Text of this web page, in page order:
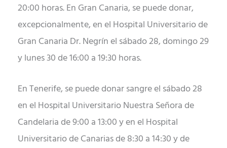
20:00 horas. En Gran Canaria, se puede donar,
excepcionalmente, en el Hospital Universitario de
Gran Canaria Dr. Negrín el sábado 28, domingo 29
y lunes 30 de 16:00 a 19:30 horas.
En Tenerife, se puede donar sangre el sábado 28
en el Hospital Universitario Nuestra Señora de
Candelaria de 9:00 a 13:00 y en el Hospital
Universitario de Canarias de 8:30 a 14:30 y de